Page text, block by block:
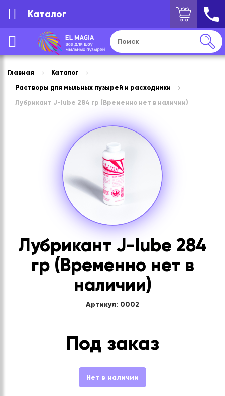
Каталог
Главная
Каталог
Растворы для мыльных пузырей и расходники
Лубрикант J-lube 284 гр (Временно нет в наличии)
Лубрикант J-lube 284
гр (Временно нет в
наличии)
Артикул: 0002
Под заказ
Нет в наличии